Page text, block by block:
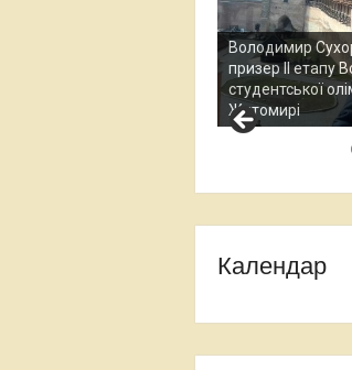
Остап Кардаш -
історії в м.
Календар